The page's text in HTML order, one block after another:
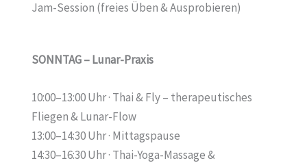
Jam-Session (freies Üben & Ausprobieren)
SONNTAG – Lunar-Praxis
10:00–13:00 Uhr · Thai & Fly – therapeutisches
Fliegen & Lunar-Flow
13:00–14:30 Uhr · Mittagspause
14:30–16:30 Uhr · Thai-Yoga-Massage &